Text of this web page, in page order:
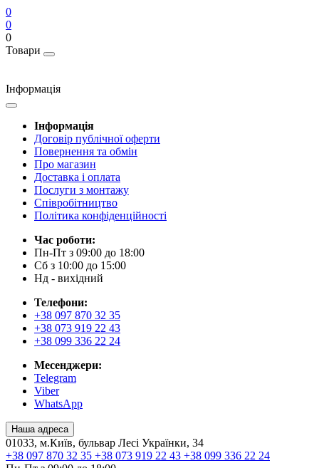
0
0
0
Товари
Інформація
Інформація
Договір публічної оферти
Повернення та обмін
Про магазин
Доставка і оплата
Послуги з монтажу
Співробітництво
Політика конфіденційності
Час роботи:
Пн-Пт з 09:00 до 18:00
Сб з 10:00 до 15:00
Нд - вихідний
Телефони:
+38 097 870 32 35
+38 073 919 22 43
+38 099 336 22 24
Месенджери:
Telegram
Viber
WhatsApp
Наша адреса
01033, м.Київ, бульвар Лесі Українки, 34
+38 097 870 32 35 +38 073 919 22 43 +38 099 336 22 24